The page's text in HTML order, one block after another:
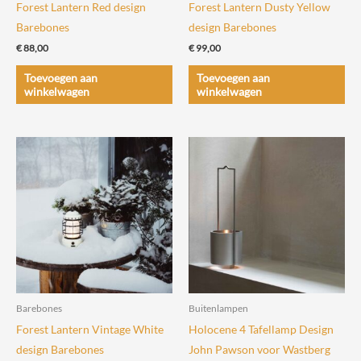
Forest Lantern Red design
Barebones
€88,00
Toevoegen aan
winkelwagen
Forest Lantern Dusty Yellow
design Barebones
€99,00
Toevoegen aan
winkelwagen
Barebones
Forest Lantern Vintage White
design Barebones
Buitenlampen
Holocene 4 Tafellamp Design
John Pawson voor Wastberg